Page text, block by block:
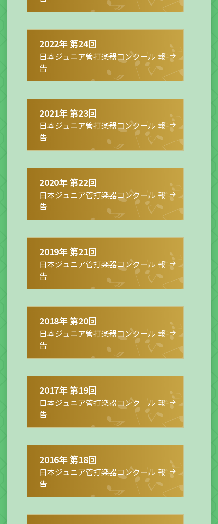
2022年 第24回
日本ジュニア管打楽器コンクール 報
告
2021年 第23回
日本ジュニア管打楽器コンクール 報
告
2020年 第22回
日本ジュニア管打楽器コンクール 報
告
2019年 第21回
日本ジュニア管打楽器コンクール 報
告
2018年 第20回
日本ジュニア管打楽器コンクール 報
告
2017年 第19回
日本ジュニア管打楽器コンクール 報
告
2016年 第18回
日本ジュニア管打楽器コンクール 報
告